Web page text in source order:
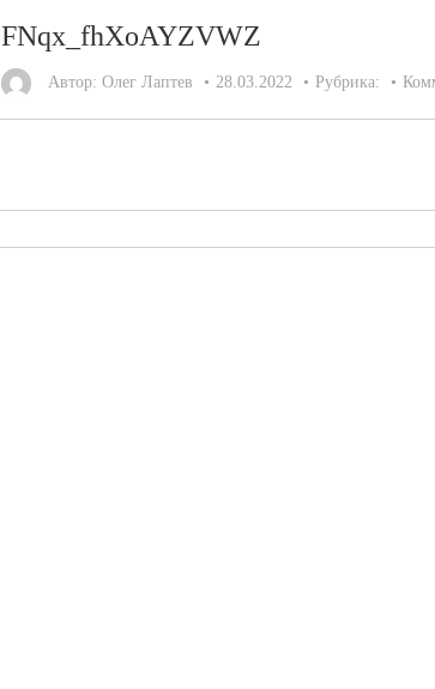
FNqx_fhXoAYZVWZ
Автор: Олег Лаптев 28.03.2022 Рубрика: